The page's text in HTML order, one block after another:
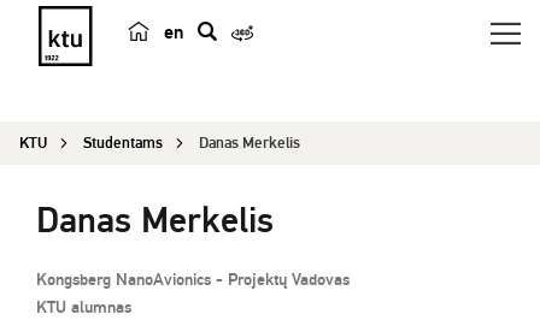
en
a
KTU Studentams Danas Merkelis
Danas Merkelis
Kongsberg NanoAvionics - Projektų Vadovas
KTU alumnas